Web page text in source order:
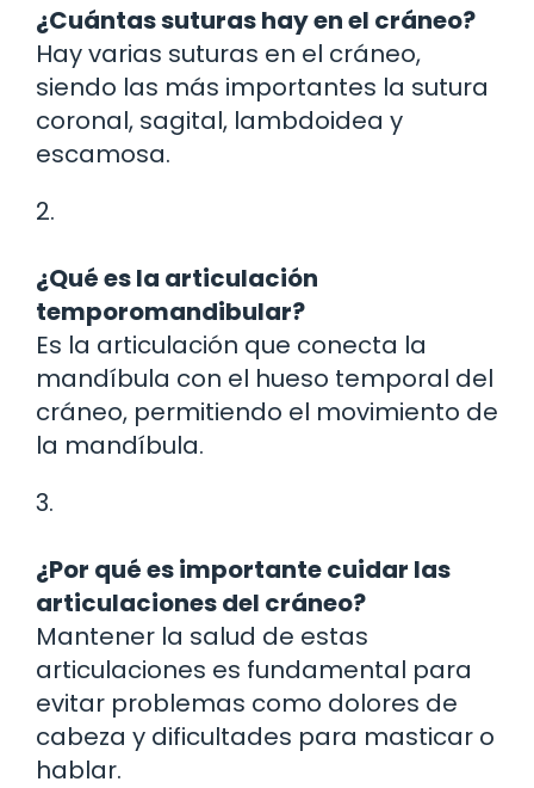
¿Cuántas suturas hay en el cráneo?
Hay varias suturas en el cráneo,
siendo las más importantes la sutura
coronal, sagital, lambdoidea y
escamosa.
2.
¿Qué es la articulación
temporomandibular?
Es la articulación que conecta la
mandíbula con el hueso temporal del
cráneo, permitiendo el movimiento de
la mandíbula.
3.
¿Por qué es importante cuidar las
articulaciones del cráneo?
Mantener la salud de estas
articulaciones es fundamental para
evitar problemas como dolores de
cabeza y dificultades para masticar o
hablar.